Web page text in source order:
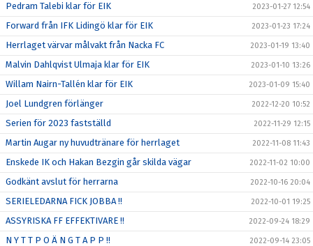
Pedram Talebi klar för EIK 2023-01-27 12:54
Forward från IFK Lidingö klar för EIK 2023-01-23 17:24
Herrlaget värvar målvakt från Nacka FC 2023-01-19 13:40
Malvin Dahlqvist Ulmaja klar för EIK 2023-01-10 13:26
Willam Nairn-Tallén klar för EIK 2023-01-09 15:40
Joel Lundgren förlänger 2022-12-20 10:52
Serien för 2023 fastställd 2022-11-29 12:15
Martin Augar ny huvudtränare för herrlaget 2022-11-08 11:43
Enskede IK och Hakan Bezgin går skilda vägar 2022-11-02 10:00
Godkänt avslut för herrarna 2022-10-16 20:04
SERIELEDARNA FICK JOBBA !! 2022-10-01 19:25
ASSYRISKA FF EFFEKTIVARE !! 2022-09-24 18:29
N Y T T P O Ä N G T A P P !! 2022-09-14 23:05